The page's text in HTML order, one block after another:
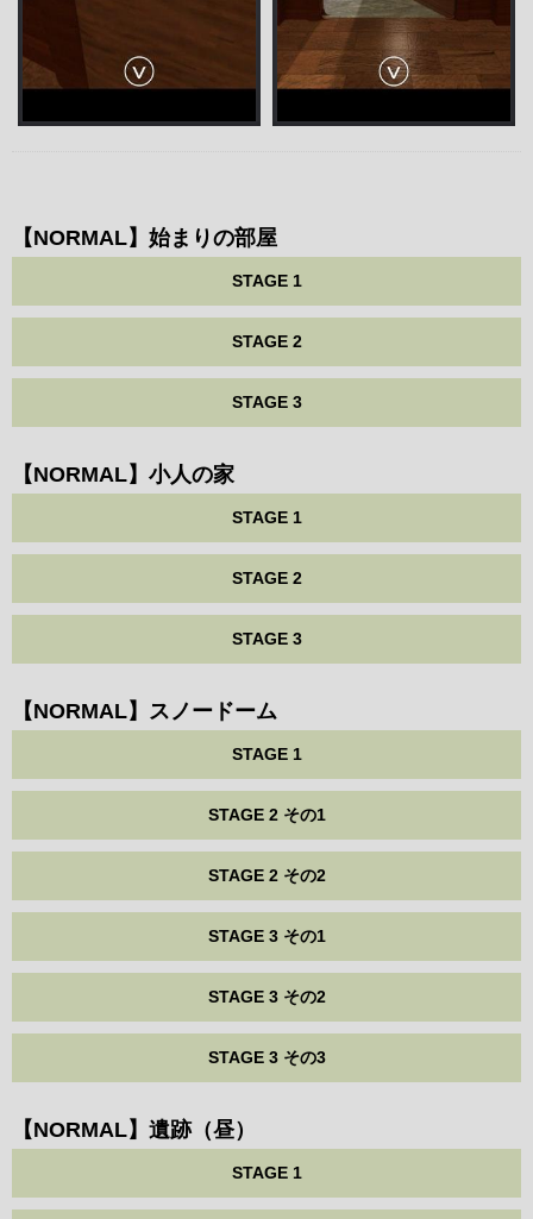
【NORMAL】始まりの部屋
STAGE 1
STAGE 2
STAGE 3
【NORMAL】小人の家
STAGE 1
STAGE 2
STAGE 3
【NORMAL】スノードーム
STAGE 1
STAGE 2 その1
STAGE 2 その2
STAGE 3 その1
STAGE 3 その2
STAGE 3 その3
【NORMAL】遺跡（昼）
STAGE 1